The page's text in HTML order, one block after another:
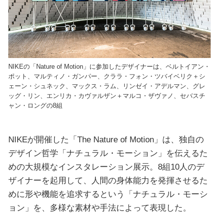
NIKEの「Nature of Motion」に参加したデザイナーは、ベルトイアン・
ポット、マルティノ・ガンパー、クララ・フォン・ツバイベリク＋シ
ェーン・シュネック、マックス・ラム、リンゼイ・アデルマン、グレ
ッグ・リン、エンリカ・カヴァルザン＋マルコ・ザヴァノ、セバスチ
ャン・ロングの8組
NIKEが開催した「The Nature of Motion」は、独自の
デザイン哲学「ナチュラル・モーション」を伝えるた
めの大規模なインスタレーション展示。8組10人のデ
ザイナーを起用して、人間の身体能力を発揮させるた
めに形や機能を追求するという「ナチュラル・モーシ
ョン」を、多様な素材や手法によって表現した。